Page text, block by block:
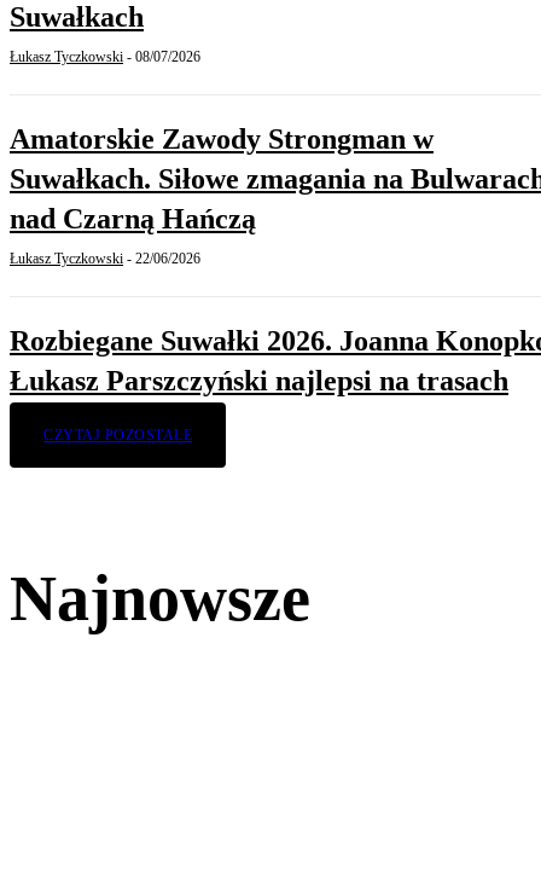
Suwałkach
Łukasz Tyczkowski - 08/07/2026
Amatorskie Zawody Strongman w
Suwałkach. Siłowe zmagania na
nad Czarną Hańczą
Łukasz Tyczkowski - 22/06/2026
Rozbiegane Suwałki 2026. Joanna
Łukasz Parszczyński najlepsi na trasach
CZYTAJ POZOSTAŁE
Najnowsze